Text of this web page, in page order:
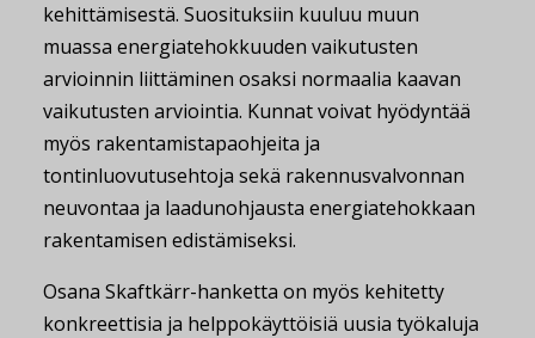
kehittämisestä. Suosituksiin kuuluu muun
muassa energiatehokkuuden vaikutusten
arvioinnin liittäminen osaksi normaalia kaavan
vaikutusten arviointia. Kunnat voivat hyödyntää
myös rakentamistapaohjeita ja
tontinluovutusehtoja sekä rakennusvalvonnan
neuvontaa ja laadunohjausta energiatehokkaan
rakentamisen edistämiseksi.
Osana Skaftkärr-hanketta on myös kehitetty
konkreettisia ja helppokäyttöisiä uusia työkaluja